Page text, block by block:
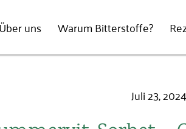
Über uns Warum Bitterstoffe?
Juli 23, 2024